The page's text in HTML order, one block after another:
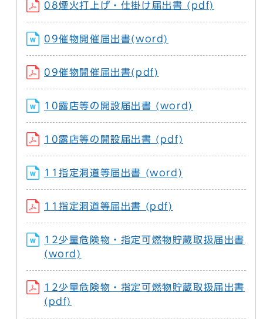
08煙火打上げ・仕掛け届出書 (pdf)
09催物開催届出書(word)
09催物開催届出書(pdf)
10露店等の開設届出書 (word)
10露店等の開設届出書 (pdf)
11指定洞道等届出書 (word)
11指定洞道等届出書 (pdf)
12少量危険物・指定可燃物貯蔵取扱届出書
(word)
12少量危険物・指定可燃物貯蔵取扱届出書
(pdf)